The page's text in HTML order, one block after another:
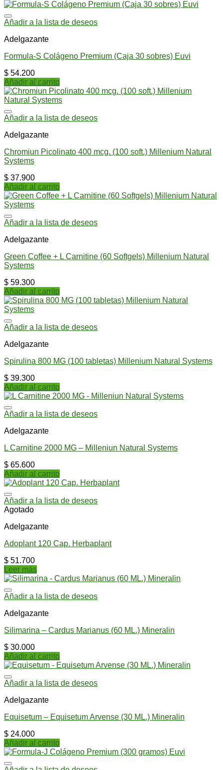
Añadir a la lista de deseos
Adelgazante
Formula-S Colágeno Premium (Caja 30 sobres) Euvi
$ 54.200
Añadir al carrito
Añadir a la lista de deseos
Adelgazante
Chromiun Picolinato 400 mcg. (100 soft.) Millenium Natural
Systems
$ 37.900
Añadir al carrito
Añadir a la lista de deseos
Adelgazante
Green Coffee + L Carnitine (60 Softgels) Millenium Natural
Systems
$ 59.300
Añadir al carrito
Añadir a la lista de deseos
Adelgazante
Spirulina 800 MG (100 tabletas) Millenium Natural Systems
$ 39.300
Añadir al carrito
Añadir a la lista de deseos
Adelgazante
L Carnitine 2000 MG – Milleniun Natural Systems
$ 65.600
Añadir al carrito
Añadir a la lista de deseos
Agotado
Adelgazante
Adoplant 120 Cap. Herbaplant
$ 51.700
Leer más
Añadir a la lista de deseos
Adelgazante
Silimarina – Cardus Marianus (60 ML.) Mineralin
$ 30.000
Añadir al carrito
Añadir a la lista de deseos
Adelgazante
Equisetum – Equisetum Arvense (30 ML.) Mineralin
$ 24.000
Añadir al carrito